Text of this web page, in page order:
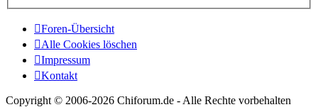
Foren-Übersicht
Alle Cookies löschen
Impressum
Kontakt
Copyright © 2006-2026 Chiforum.de - Alle Rechte vorbehalten